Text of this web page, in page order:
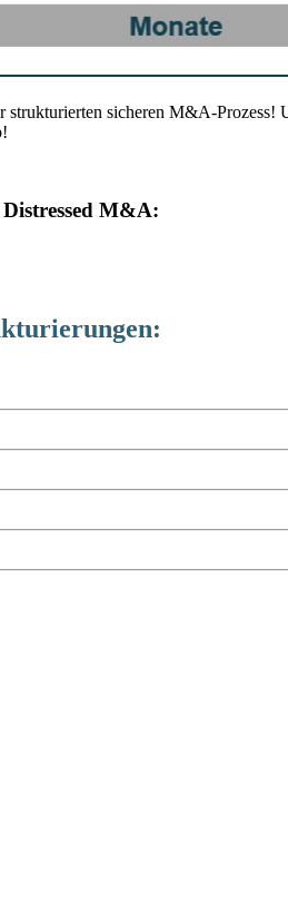
sicheren M&A-Prozess!
M&A: